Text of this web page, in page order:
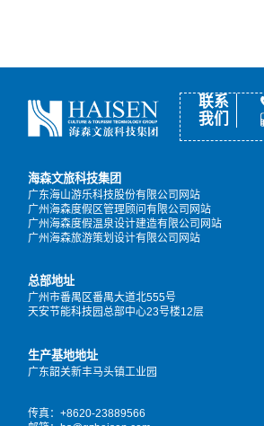
联系
我们
海森文旅科技集团
广东海山游乐科技股份有限公司网站
广州海森度假区管理顾问有限公司网站
广州海森度假温泉设计建造有限公司网站
广州海森旅游策划设计有限公司网站
总部地址
广州市番禺区番禺大道北555号
天安节能科技园总部中心23号楼12层
生产基地地址
广东韶关新丰马头镇工业园
传真：+8620-23889566